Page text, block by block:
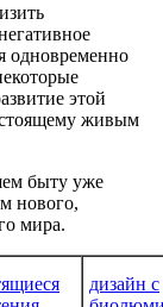
одновременно
этой
живым
быту уже
нового,
мира.
дизайн с